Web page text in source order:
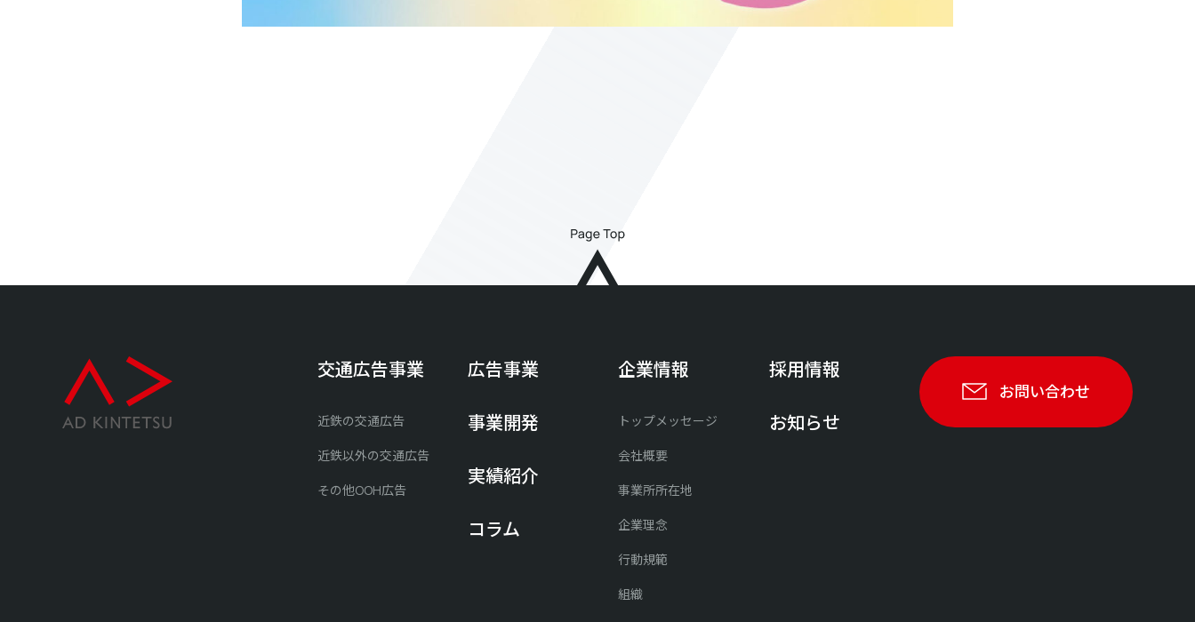
交通広告事業
近鉄の交通広告
近鉄以外の交通広告
その他OOH広告
広告事業
事業開発
実績紹介
コラム
企業情報
トップメッセージ
会社概要
事業所所在地
企業理念
行動規範
組織
採用情報
お知らせ
お問い合わせ